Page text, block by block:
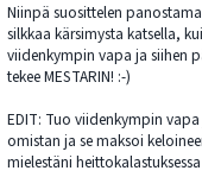
Niinpä suosittelen
silkkaa kärsimysta katsella,
viidenkympin vapa ja siihen
tekee MESTARIN! :-)
EDIT: Tuo viidenkympin
omistan ja se maksoi
mielestäni